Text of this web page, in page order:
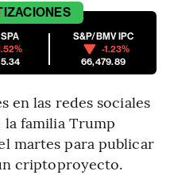
S&P/BMV IPC
-1.23%
66,479.89
en las redes sociales
la familia Trump
martes para publicar
criptoproyecto.